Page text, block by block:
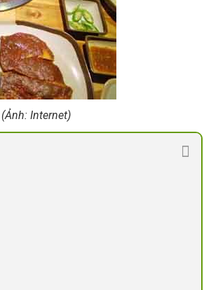
Internet)